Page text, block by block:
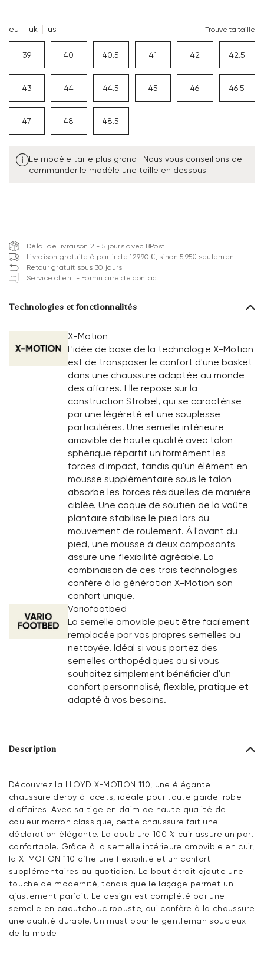
eu uk us Trouve ta taille
39 40 40.5 41 42 42.5
43 44 44.5 45 46 46.5
47 48 48.5
Le modèle taille plus grand ! Nous vous conseillons de
commander le modèle une taille en dessous.
Délai de livraison 2 - 5 jours avec BPost
Livraison gratuite à partir de 129,90 €, sinon 5,95€ seulement
Retour gratuit sous 30 jours
Service client - Formulaire de contact
Technologies et fonctionnalités
X-Motion
L'idée de base de la technologie X-Motion
est de transposer le confort d'une basket
dans une chaussure adaptée au monde
des affaires. Elle repose sur la
construction Strobel, qui se caractérise
par une légèreté et une souplesse
particulières. Une semelle intérieure
amovible de haute qualité avec talon
sphérique répartit uniformément les
forces d'impact, tandis qu'un élément en
mousse supplémentaire sous le talon
absorbe les forces résiduelles de manière
ciblée. Une coque de soutien de la voûte
plantaire stabilise le pied lors du
mouvement de roulement. À l'avant du
pied, une mousse à deux composants
assure une flexibilité agréable. La
combinaison de ces trois technologies
confère à la génération X-Motion son
confort unique.
Variofootbed
La semelle amovible peut être facilement
remplacée par vos propres semelles ou
nettoyée. Idéal si vous portez des
semelles orthopédiques ou si vous
souhaitez simplement bénéficier d'un
confort personnalisé, flexible, pratique et
adapté à vos besoins.
Description
Découvrez la LLOYD X-MOTION 110, une élégante
chaussure derby à lacets, idéale pour toute garde-robe
d'affaires. Avec sa tige en daim de haute qualité de
couleur marron classique, cette chaussure fait une
déclaration élégante. La doublure 100 % cuir assure un port
confortable. Grâce à la semelle intérieure amovible en cuir,
la X-MOTION 110 offre une flexibilité et un confort
supplémentaires au quotidien. Le bout étroit ajoute une
touche de modernité, tandis que le laçage permet un
ajustement parfait. Le design est complété par une
semelle en caoutchouc robuste, qui confère à la chaussure
une qualité durable. Un must pour le gentleman soucieux
de la mode.